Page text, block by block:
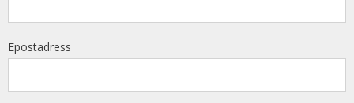
Epostadress